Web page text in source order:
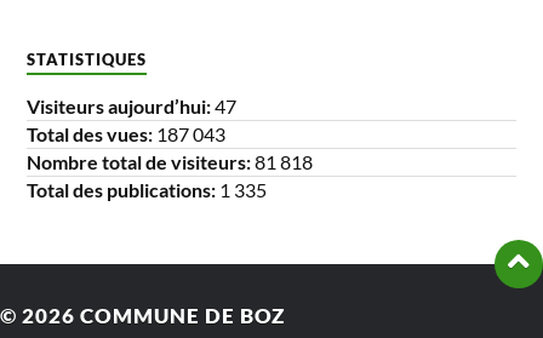
STATISTIQUES
Visiteurs aujourd’hui:47
Total des vues: 187 043
Nombre total de visiteurs:81 818
Total des publications: 1 335
© 2026 COMMUNE DE BOZ